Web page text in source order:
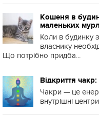
Кошеня в
маленьких
Коли в будинку
власнику
Що потрібно придба...
Відкриття
Чакри — це
внутрішні